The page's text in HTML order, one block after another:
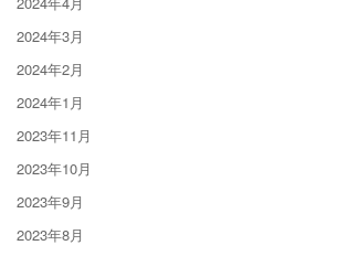
2024年3月
2024年2月
2024年1月
2023年11月
2023年10月
2023年9月
2023年8月